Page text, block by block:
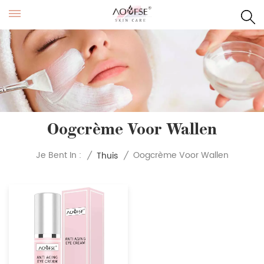
Oogcrème Voor Wallen
Je Bent In : / Thuis / Oogcrème Voor Wallen